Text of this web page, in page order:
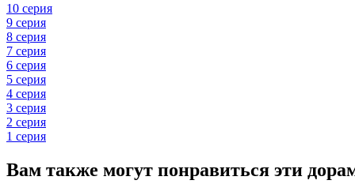
10 серия
9 серия
8 серия
7 серия
6 серия
5 серия
4 серия
3 серия
2 серия
1 серия
Вам также могут понравиться эти